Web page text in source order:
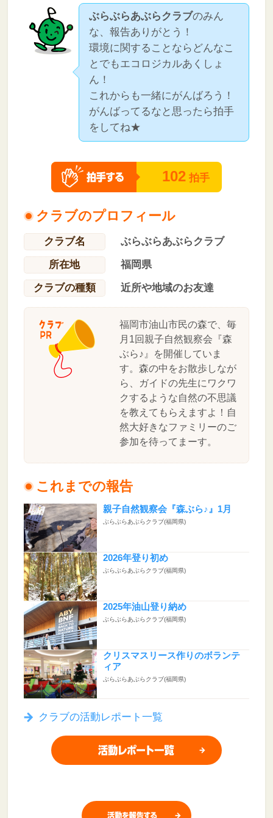
ぶらぶらあぶらクラブのみん
な、報告ありがとう！
環境に関することならどんなこ
とでもエコロジカルあくしょ
ん！
これからも一緒にがんばろう！
がんばってるなと思ったら拍手
をしてね★
102 拍手
クラブのプロフィール
クラブ名
ぶらぶらあぶらクラブ
所在地
福岡県
クラブの種類
近所や地域のお友達
福岡市油山市民の森で、毎
月1回親子自然観察会『森
ぶら♪』を開催していま
す。森の中をお散歩しなが
ら、ガイドの先生にワクワ
クするような自然の不思議
を教えてもらえますよ！自
然大好きなファミリーのご
参加を待ってまーす。
これまでの報告
親子自然観察会『森ぶら♪』1月
ぶらぶらあぶらクラブ(福岡県)
2026年登り初め
ぶらぶらあぶらクラブ(福岡県)
2025年油山登り納め
ぶらぶらあぶらクラブ(福岡県)
クリスマスリース作りのボランテ
ィア
ぶらぶらあぶらクラブ(福岡県)
クラブの活動レポート一覧